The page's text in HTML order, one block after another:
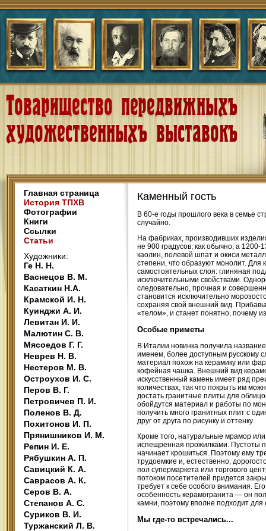
Главная страница
История ТПХВ
Фотографии
Книги
Ссылки
Статьи
Художники:
Ге Н. Н.
Васнецов В. М.
Касаткин Н.А.
Крамской И. Н.
Куинджи А. И.
Левитан И. И.
Малютин С. В.
Мясоедов Г. Г.
Неврев Н. В.
Нестеров М. В.
Остроухов И. С.
Перов В. Г.
Петровичев П. И.
Поленов В. Д.
Похитонов И. П.
Прянишников И. М.
Репин И. Е.
Рябушкин А. П.
Савицкий К. А.
Саврасов А. К.
Серов В. А.
Степанов А. С.
Суриков В. И.
Туржанский Л. В.
Каменный гость
В 60-е годы прошлого века в семье
случайно.
На фабриках, производивших
не 900 градусов, как обычно, а
каолин, полевой шпат и окиси
степени, что образуют монолит. Для
самостоятельных слоя: глиняная
исключительными свойствами.
следовательно, прочная и
становится исключительно
сохраняя свой внешний вид.
«телом», и станет понятно, почему
Особые приметы
В Италии новинка получила
именем, более доступным русскому
материал похож на керамику или
кофейная чашка. Внешний вид
искусственный камень имеет ряд
количествах, так что покрыть им
достать гранитные плиты для
обойдутся материал и работы по
получить много гранитных плит с
друг от друга по рисунку и оттенку.
Кроме того, натуральные мрамор
испещренная прожилками. Пустоты
начинает крошиться. Поэтому ему
трудоемкие и, естественно,
пол супермаркета или торгового
потоком посетителей придется
требует к себе особого внимания.
особенность керамогранита — он
камни, поэтому вполне подходит для
Мы где-то встречались...